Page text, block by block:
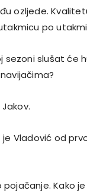
ozljede.
po
sezoni slušat će
je Vladović od
Kako